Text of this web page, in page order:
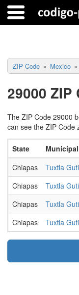
ZIP Code Mexico
29000 ZIP
The ZIP Code 29000
can see the ZIP Code
State
Chiapas
Tuxtla
Chiapas
Tuxtla
Chiapas
Tuxtla
Chiapas
Tuxtla